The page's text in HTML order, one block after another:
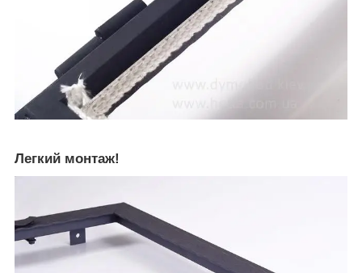
Легкий монтаж!